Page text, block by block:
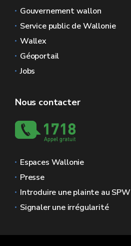
Gouvernement wallon
Service public de Wallonie
Wallex
Géoportail
Jobs
Nous contacter
Espaces Wallonie
Presse
Introduire une plainte au SPW
Signaler une irrégularité